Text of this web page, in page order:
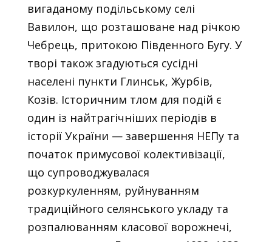
вигаданому подільському селі
Вавилон, що розташоване над річкою
Чебрець, притокою Південного Бугу. У
творі також згадуються сусідні
населені пункти Глинськ, Журбів,
Козів. Історичним тлом для подій є
один із найтрагічніших періодів в
історії України — завершення НЕПу та
початок примусової колективізації,
що супроводжувалася
розкуркуленням, руйнуванням
традиційного селянського укладу та
розпалюванням класової ворожнечі,